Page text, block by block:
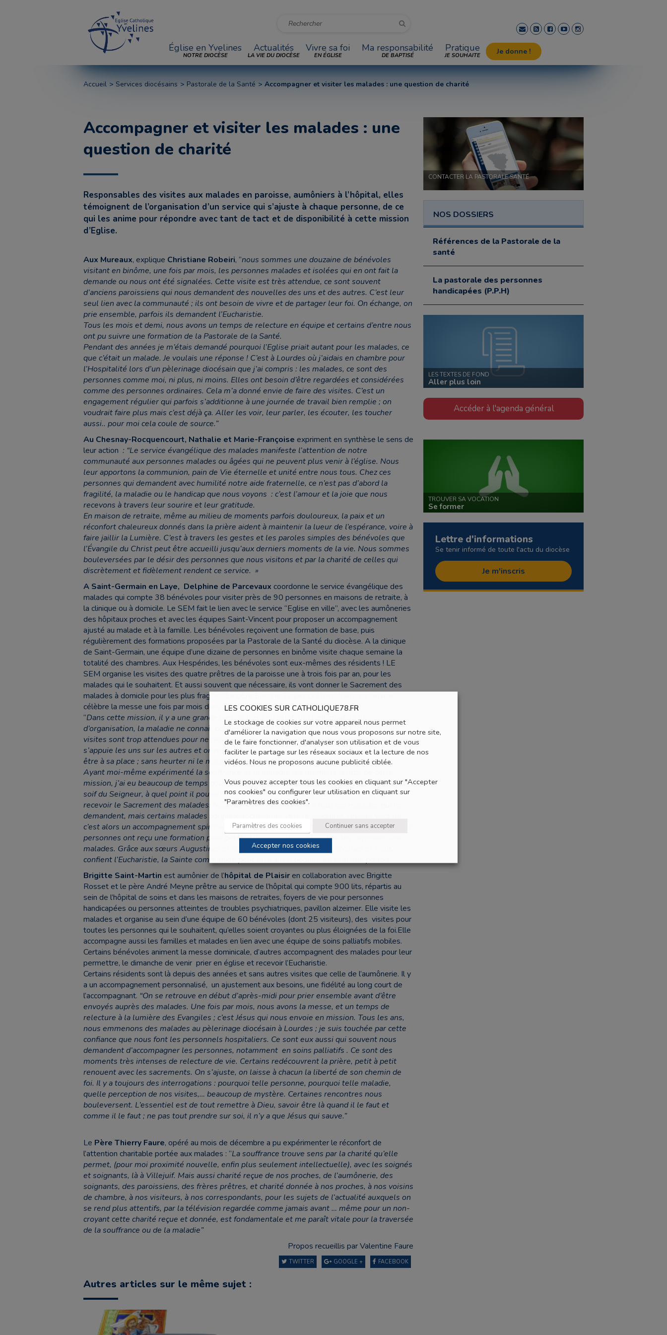
Église en Yvelines
NOTRE DIOCÈSE
Actualités
LA VIE DU DIOCÈSE
Vivre sa foi
EN ÉGLISE
Ma responsabilité
DE BAPTISÉ
Pratique
JE SOUHAITE Je donne !
Accueil Services diocésains Pastorale de la Santé Accompagner et visiter les malades : une question de charité
Accompagner et visiter les malades : une
question de charité
Responsables des visites aux malades en paroisse, aumôniers à l’hôpital, elles
témoignent de l’organisation d’un service qui s’ajuste à chaque personne, de ce
qui les anime pour répondre avec tant de tact et de disponibilité à cette mission
d’Eglise.
Aux Mureaux, explique Christiane Robeiri, “nous sommes une douzaine de bénévoles
visitant en binôme, une fois par mois, les personnes malades et isolées qui en ont fait la
demande ou nous ont été signalées. Cette visite est très attendue, ce sont souvent
d’anciens paroissiens qui nous demandent des nouvelles des uns et des autres. C’est leur
seul lien avec la communauté ; ils ont besoin de vivre et de partager leur foi. On échange, on
prie ensemble, parfois ils demandent l’Eucharistie.
Tous les mois et demi, nous avons un temps de relecture en équipe et certains d’entre nous
ont pu suivre une formation de la Pastorale de la Santé.
Pendant des années je m’étais demandé pourquoi l’Eglise priait autant pour les malades, ce
que c’était un malade. Je voulais une réponse ! C’est à Lourdes où j’aidais en chambre pour
l’Hospitalité lors d’un pèlerinage diocésain que j’ai compris : les malades, ce sont des
personnes comme moi, ni plus, ni moins. Elles ont besoin d’être regardées et considérées
comme des personnes ordinaires. Cela m’a donné envie de faire des visites. C’est un
engagement régulier qui parfois s’additionne à une journée de travail bien remplie ; on
voudrait faire plus mais c’est déjà ça. Aller les voir, leur parler, les écouter, les toucher
aussi.. pour moi cela coule de source.”
Au Chesnay-Rocquencourt, Nathalie et Marie-Françoise expriment en synthèse le sens de
leur action : “Le service évangélique des malades manifeste l’attention de notre
communauté aux personnes malades ou âgées qui ne peuvent plus venir à l’église. Nous
leur apportons la communion, pain de Vie éternelle et unité entre nous tous. Chez ces
personnes qui demandent avec humilité notre aide fraternelle, ce n’est pas d’abord la
fragilité, la maladie ou le handicap que nous voyons : c’est l’amour et la joie que nous
recevons à travers leur sourire et leur gratitude.
En maison de retraite, même au milieu de moments parfois douloureux, la paix et un
réconfort chaleureux donnés dans la prière aident à maintenir la lueur de l’espérance, voire à
faire jaillir la Lumière. C’est à travers les gestes et les paroles simples des bénévoles que
l’Évangile du Christ peut être accueilli jusqu’aux derniers moments de la vie. Nous sommes
bouleversées par le désir des personnes que nous visitons et par la charité de celles qui
discrètement et fidèlement rendent ce service. »
A Saint-Germain en Laye, Delphine de Parcevaux coordonne le service évangélique des
malades qui compte 38 bénévoles pour visiter près de 90 personnes en maisons de retraite, à
la clinique ou à domicile. Le SEM fait le lien avec le service “Eglise en ville”, avec les aumôneries
des hôpitaux proches et avec les équipes Saint-Vincent pour proposer un accompagnement
ajusté au malade et à la famille. Les bénévoles reçoivent une formation de base, puis
régulièrement des formations proposées par la Pastorale de la Santé du diocèse. A la clinique
de Saint-Germain, une équipe d’une dizaine de personnes en binôme visite chaque semaine la
totalité des chambres. Aux Hespérides, les bénévoles sont eux-mêmes des résidents ! LE
SEM organise les visites des quatre prêtres de la paroisse une à trois fois par an, pour les
malades qui le souhaitent. Et aussi souvent que nécessaire, ils vont donner le Sacrement des
malades à domicile pour les plus fragiles. Le père Etienne Taupin, prêtre retraité en service,
célèbre la messe une fois par mois dans deux des maisons de retraites.
“Dans cette mission, il y a une grande part de mise en relation, d’anticipation et
d’organisation, la maladie ne connait pas les vacances et il y a souvent des urgences : les
visites sont trop attendues pour ne pas avoir lieu, on ne peut pas décevoir les malades.On
s’appuie les uns sur les autres et on prie beaucoup pour discerner comment agir, comment
être à sa place ; sans heurter ni le malade, ni les familles.
Ayant moi-même expérimenté la souffrance et la maladie les premiers temps de cette
mission, j’ai eu beaucoup de temps pour prier et pour mesurer à quel point on pouvait avoir
soif du Seigneur, à quel point il pouvait être capital de recevoir l’Eucharistie, se confesser,
recevoir le Sacrement des malades. Nous donnons l’Eucharistie à tous les malades qui le
demandent, mais certains malades souhaitent cheminer vers le Seigneur, revenir vers lui,
c’est alors un accompagnement spirituel qui prend place dans un premier temps…. Plusieurs
personnes ont reçu une formation pour porter L’Eucharistie dont parfois les conjoints des
malades. Grâce aux sœurs Augustines et aux Carmélites qui sont très proches
confient l’Eucharistie, la Sainte communion peut être aussi donnée en semaine parfo
Brigitte Saint-Martin est aumônier de l’hôpital de Plaisiren collaboration avec Brigitte
Rosset et le père André Meyne prêtre au service de l’hôpital qui compte 900 lits, répartis au
sein de l’hôpital de soins et dans les maisons de retraites, foyers de vie pour personnes
handicapées ou personnes atteintes de troubles psychiatriques, pavillon alzeimer. Elle visite les
malades et organise au sein d’une équipe de 60 bénévoles (dont 25 visiteurs), des visites pour
toutes les personnes qui le souhaitent, qu’elles soient croyantes ou plus éloignées de la foi.Elle
accompagne aussi les familles et malades en lien avec une équipe de soins palliatifs mobiles.
Certains bénévoles animent la messe dominicale, d’autres accompagnent des malades pour leur
permettre, le dimanche de venir prier en église et recevoir l’Eucharistie.
Certains résidents sont là depuis des années et sans autres visites que celle de l’aumônerie. Il y
a un accompagnement personnalisé, un ajustement aux besoins, une fidélité au long court de
l’accompagnant. “On se retrouve en début d’après-midi pour prier ensemble avant d’être
envoyés auprès des malades. Une fois par mois, nous avons la messe, et un temps de
relecture à la lumière des Evangiles ; c’est Jésus qui nous envoie en mission. Tous les ans,
nous emmenons des malades au pèlerinage diocésain à Lourdes ; je suis touchée par cette
confiance que nous font les personnels hospitaliers. Ce sont eux aussi qui souvent nous
demandent d’accompagner les personnes, notamment en soins palliatifs . Ce sont des
moments très intenses de relecture de vie. Certains redécouvrent la prière, petit à petit
renouent avec les sacrements. On s’ajuste, on laisse à chacun la liberté de son chemin de
foi. Il y a toujours des interrogations : pourquoi telle personne, pourquoi telle maladie,
quelle perception de nos visites,… beaucoup de mystère. Certaines rencontres nous
bouleversent. L’essentiel est de tout remettre à Dieu, savoir être là quand il le faut et
comme il le faut ; ne pas tout prendre sur soi, il n’y a que Jésus qui sauve.”
Le Père Thierry Faure, opéré au mois de décembre a pu expérimenter le réconfort de
l’attention charitable portée aux malades : “La souffrance trouve sens par la charité qu’elle
permet, (pour moi proximité nouvelle, enfin plus seulement intellectuelle), avec les soignés
et soignants, là à Villejuif. Mais aussi charité reçue de nos proches, de l’aumônerie, des
soignants, des paroissiens, des frères prêtres, et charité donnée à nos proches, à nos voisins
de chambre, à nos visiteurs, à nos correspondants, pour les sujets de l’actualité auxquels on
se rend plus attentifs, par la télévision regardée comme jamais avant … même pour un non-
croyant cette charité reçue et donnée, est fondamentale et me paraît vitale pour la traversée
de la souffrance ou de la maladie”
Propos recueillis par Valentine Faure
FACEBOOK
GOOGLE +
TWITTER
Autres articles sur le même sujet :
CONTACTER LA PASTORALE SANTÉ
NOS DOSSIERS
Références de la Pastorale de la
santé
La pastorale des personnes
handicapées (P.P.H)
LES TEXTES DE FOND
Aller plus loin
Accéder à l'agenda général
TROUVER SA VOCATION
Se former
Lettre d'informations
Se tenir informé de toute l'actu du diocèse
Je m'inscris
LES COOKIES SUR CATHOLIQUE78.FR
Le stockage de cookies sur votre appareil nous permet
d'améliorer la navigation que nous vous proposons sur notre site,
de le faire fonctionner, d'analyser son utilisation et de vous
faciliter le partage sur les réseaux sociaux et la lecture de nos
vidéos. Nous ne proposons aucune publicité ciblée.
Vous pouvez accepter tous les cookies en cliquant sur "Accepter
nos cookies" ou configurer leur utilisation en cliquant sur
"Paramètres des cookies".
Paramètres des cookies Continuer sans accepter
Accepter nos cookies